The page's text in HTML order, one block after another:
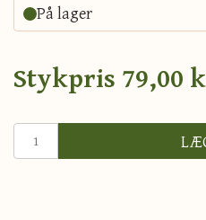
På lager
Stykpris 79,00